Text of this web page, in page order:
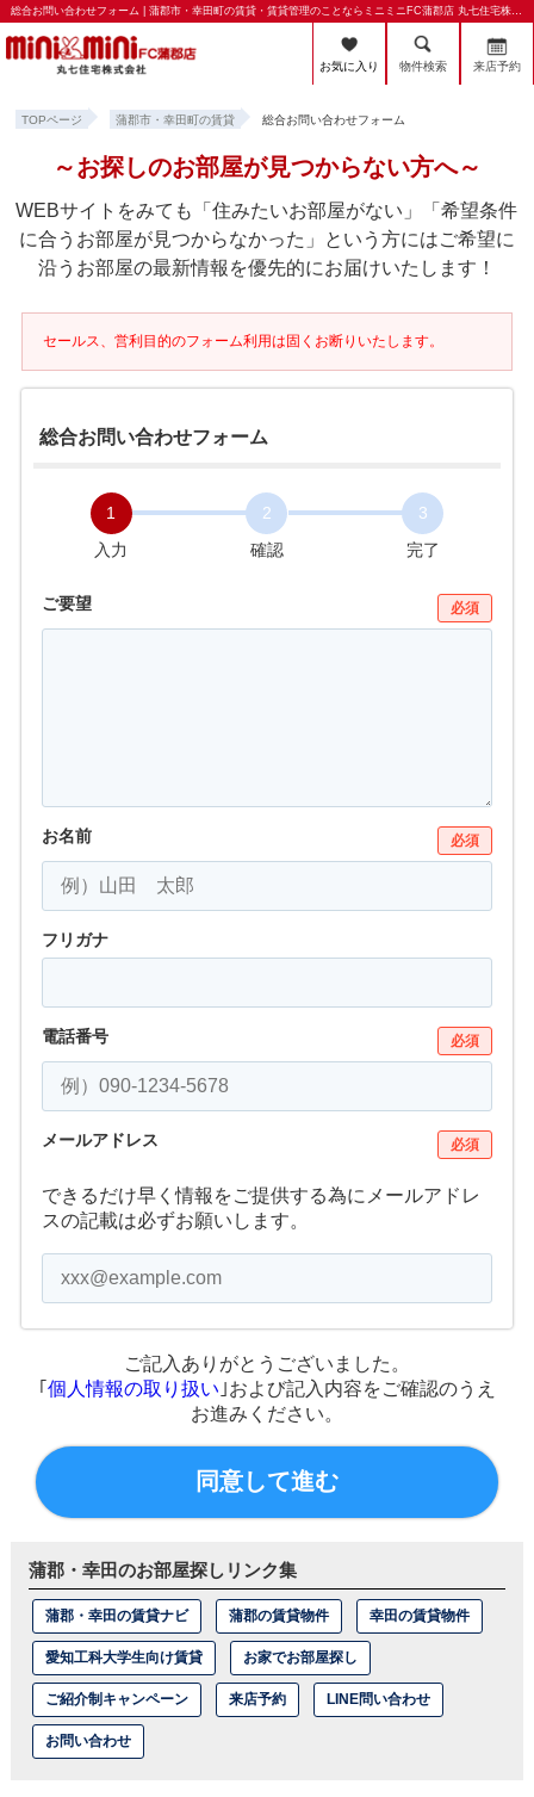
総合お問い合わせフォーム | 蒲郡市・幸田町の賃貸・賃貸管理のことならミニミニFC蒲郡店 丸七住宅株式会社
お気に入り 物件検索 来店予約
TOPページ 蒲郡市・幸田町の賃貸 総合お問い合わせフォーム
～お探しのお部屋が見つからない方へ～
WEBサイトをみても「住みたいお部屋がない」「希望条件
に合うお部屋が見つからなかった」という方にはご希望に
沿うお部屋の最新情報を優先的にお届けいたします！
セールス、営利目的のフォーム利用は固くお断りいたします。
総合お問い合わせフォーム
1
入力
2
確認
3
完了
ご要望 必須
お名前 必須
フリガナ
電話番号 必須
メールアドレス 必須
できるだけ早く情報をご提供する為にメールアドレ
スの記載は必ずお願いします。
ご記入ありがとうございました。
｢ 個人情報の取り扱い ｣および記入内容をご確認のうえ
お進みください。
同意して進む
蒲郡・幸田のお部屋探しリンク集
蒲郡・幸田の賃貸ナビ 蒲郡の賃貸物件 幸田の賃貸物件
愛知工科大学生向け賃貸 お家でお部屋探し
ご紹介制キャンペーン 来店予約 LINE問い合わせ
お問い合わせ